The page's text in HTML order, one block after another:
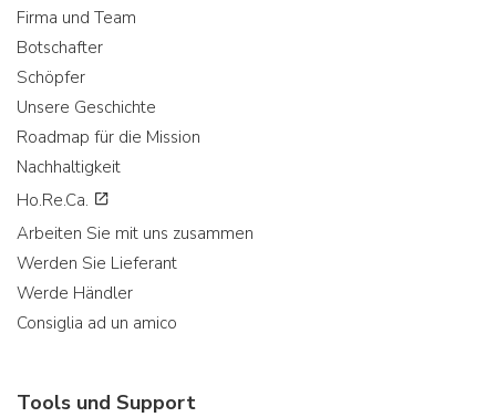
Firma und Team
Botschafter
Schöpfer
Unsere Geschichte
Roadmap für die Mission
Nachhaltigkeit
Ho.Re.Ca.
Arbeiten Sie mit uns zusammen
Werden Sie Lieferant
Werde Händler
Consiglia ad un amico
Tools und Support